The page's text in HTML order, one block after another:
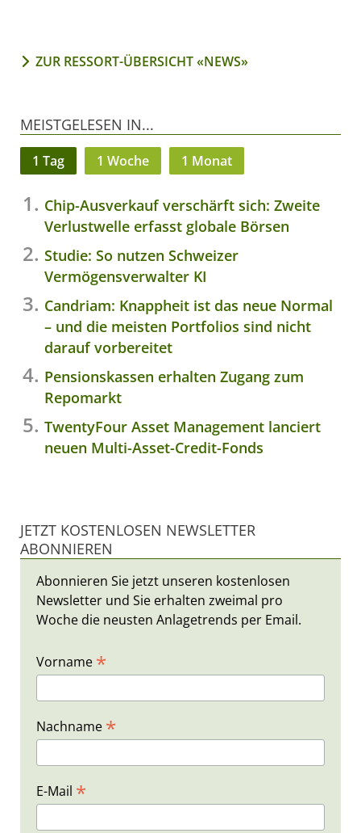
ZUR RESSORT-ÜBERSICHT «NEWS»
MEISTGELESEN IN...
1 Tag 1 Woche 1 Monat
Chip-Ausverkauf verschärft sich: Zweite
Verlustwelle erfasst globale Börsen
Studie: So nutzen Schweizer
Vermögensverwalter KI
Candriam: Knappheit ist das neue Normal
– und die meisten Portfolios sind nicht
darauf vorbereitet
Pensionskassen erhalten Zugang zum
Repomarkt
TwentyFour Asset Management lanciert
neuen Multi-Asset-Credit-Fonds
JETZT KOSTENLOSEN NEWSLETTER
ABONNIEREN
Abonnieren Sie jetzt unseren kostenlosen
Newsletter und Sie erhalten zweimal pro
Woche die neusten Anlagetrends per Email.
Vorname *
Nachname *
E-Mail *